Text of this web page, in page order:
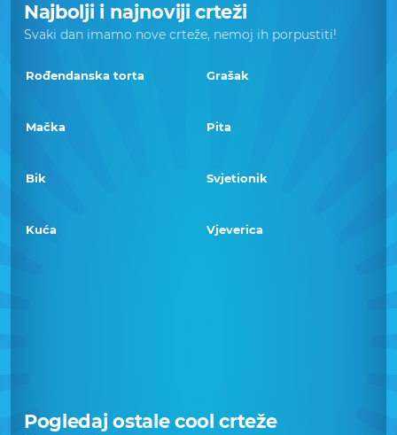
Najbolji i najnoviji crteži
Svaki dan imamo nove crteže, nemoj ih porpustiti!
Rođendanska torta Grašak
Mačka Pita
Bik Svjetionik
Kuća Vjeverica
Pogledaj ostale cool crteže